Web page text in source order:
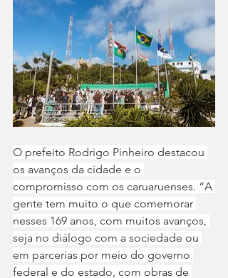
O prefeito Rodrigo Pinheiro destacou
os avanços da cidade e o
compromisso com os caruaruenses. “A
gente tem muito o que comemorar
nesses 169 anos, com muitos avanços,
seja no diálogo com a sociedade ou
em parcerias por meio do governo
federal e do estado, com obras de